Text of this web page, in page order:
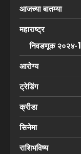
आजच्या बातम्या
महाराष्ट्र
निवडणूक २०२४-1
आरोग्य
ट्रेडिंग
क्रीडा
सिनेमा
राशिभविष्य